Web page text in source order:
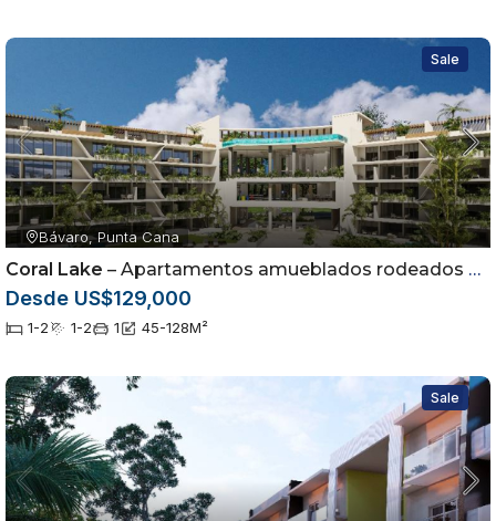
Sale
Bávaro, Punta Cana
Coral Lake – Apartamentos amueblados rodeados por campo de golf en Punta Cana
Desde US$129,000
1-2 1-2 1 45-128M²
Sale